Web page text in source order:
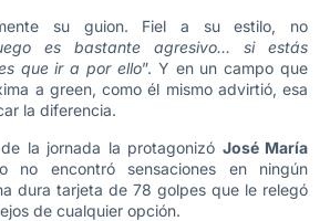
su guion. Fiel a su estilo, no
es bastante agresivo… si estás
que ir a por ello”. Y en un campo que
a green, como él mismo advirtió, esa
la diferencia.
la jornada la protagonizó José María
no encontró sensaciones en ningún
dura tarjeta de 78 golpes que le relegó
de cualquier opción.